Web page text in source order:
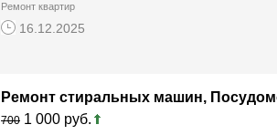
Ремонт квартир
16.12.2025
700 1 000 руб.